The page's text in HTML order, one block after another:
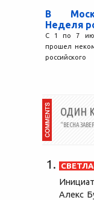
В
Неделя
С 1 по 7
прошел
ОДИН
“ВЕСНА
Алекс